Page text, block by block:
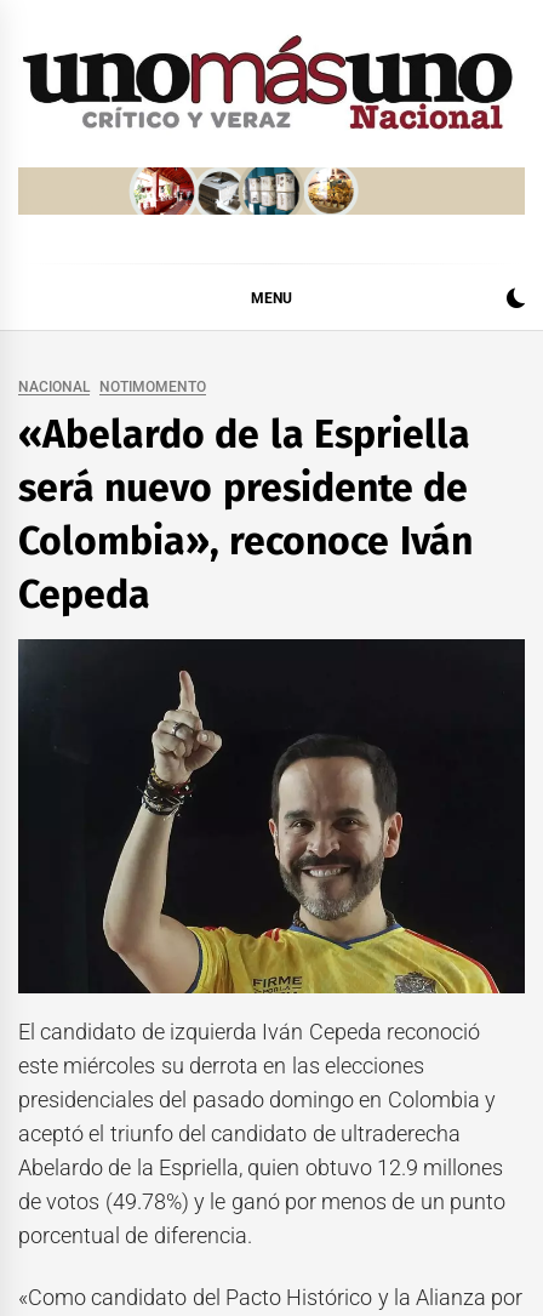
MENU
NACIONAL NOTIMOMENTO
«Abelardo de la Espriella
será nuevo presidente de
Colombia», reconoce Iván
Cepeda
El candidato de izquierda Iván Cepeda reconoció
este miércoles su derrota en las elecciones
presidenciales del pasado domingo en Colombia y
aceptó el triunfo del candidato de ultraderecha
Abelardo de la Espriella, quien obtuvo 12.9 millones
de votos (49.78%) y le ganó por menos de un punto
porcentual de diferencia.
«Como candidato del Pacto Histórico y la Alianza por